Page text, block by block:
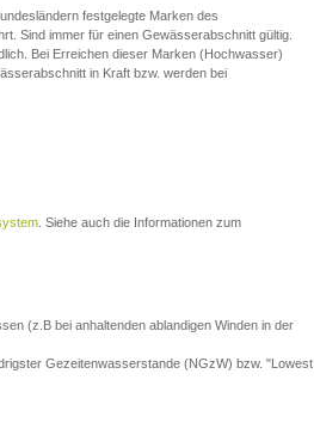
festgelegte Marken des
Sind immer für einen Gewässerabschnitt gültig.
Bei Erreichen dieser Marken (Hochwasser)
in Kraft bzw. werden bei
. Siehe auch die Informationen zum
(z.B bei anhaltenden ablandigen Winden in der
Gezeitenwasserstande (NGzW) bzw. "Lowest